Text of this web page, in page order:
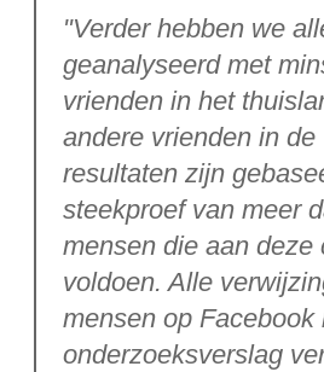
"Verder hebben we
geanalyseerd met
vrienden in het
andere vrienden in de
resultaten zijn
steekproef van meer
mensen die aan deze
voldoen. Alle
mensen op Facebook
onderzoeksverslag